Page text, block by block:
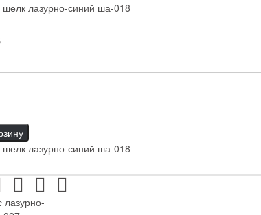
лазурно-синий ша-018
лазурно-синий ша-018